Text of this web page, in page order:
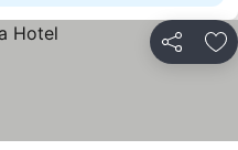
Jaa